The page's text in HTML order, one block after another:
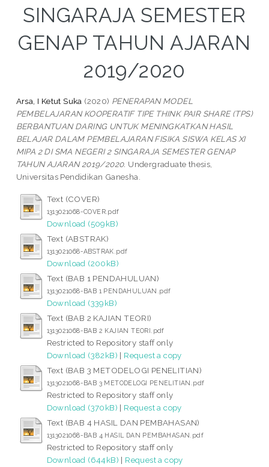
SINGARAJA SEMESTER
GENAP TAHUN AJARAN
2019/2020
Arsa, I Ketut Suka (2020) PENERAPAN MODEL
PEMBELAJARAN KOOPERATIF TIPE THINK PAIR SHARE (TPS)
BERBANTUAN DARING UNTUK MENINGKATKAN HASIL
BELAJAR DALAM PEMBELAJARAN FISIKA SISWA KELAS XI
MIPA 2 DI SMA NEGERI 2 SINGARAJA SEMESTER GENAP
TAHUN AJARAN 2019/2020. Undergraduate thesis,
Universitas Pendidikan Ganesha.
Text (COVER)
1313021068-COVER.pdf
Download (509kB)
Text (ABSTRAK)
1313021068-ABSTRAK.pdf
Download (200kB)
Text (BAB 1 PENDAHULUAN)
1313021068-BAB 1 PENDAHULUAN.pdf
Download (339kB)
Text (BAB 2 KAJIAN TEORI)
1313021068-BAB 2 KAJIAN TEORI.pdf
Restricted to Repository staff only
Download (382kB) | Request a copy
Text (BAB 3 METODELOGI PENELITIAN)
1313021068-BAB 3 METODELOGI PENELITIAN.pdf
Restricted to Repository staff only
Download (370kB) | Request a copy
Text (BAB 4 HASIL DAN PEMBAHASAN)
1313021068-BAB 4 HASIL DAN PEMBAHASAN.pdf
Restricted to Repository staff only
Download (644kB) | Request a copy